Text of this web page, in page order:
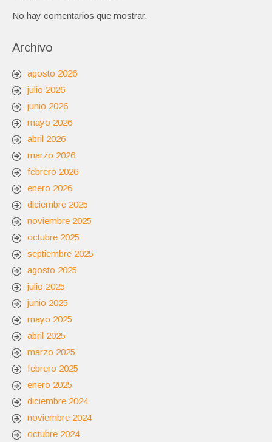
No hay comentarios que mostrar.
Archivo
agosto 2026
julio 2026
junio 2026
mayo 2026
abril 2026
marzo 2026
febrero 2026
enero 2026
diciembre 2025
noviembre 2025
octubre 2025
septiembre 2025
agosto 2025
julio 2025
junio 2025
mayo 2025
abril 2025
marzo 2025
febrero 2025
enero 2025
diciembre 2024
noviembre 2024
octubre 2024